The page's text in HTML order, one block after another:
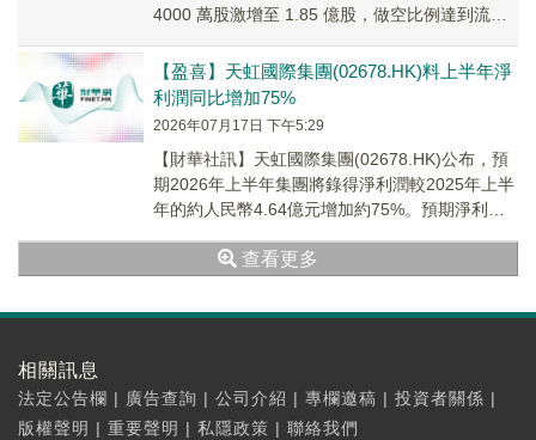
4000 萬股激增至 1.85 億股，做空比例達到流通
【盈喜】天虹國際集團(02678.HK)料上半年淨
利潤同比增加75%
2026年07月17日 下午5:29
【財華社訊】天虹國際集團(02678.HK)公布，預
期2026年上半年集團將錄得淨利潤較2025年上半
年的約人民幣4.64億元增加約75%。預期淨利潤
查看更多
相關訊息
法定公告欄 | 廣告查詢 | 公司介紹 | 專欄邀稿 | 投資者關係 |
版權聲明 | 重要聲明 | 私隱政策 | 聯絡我們